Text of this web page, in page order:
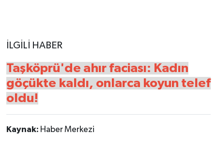
İLGİLİ HABER
Taşköprü'de ahır faciası: Kadın
göçükte kaldı, onlarca koyun telef
oldu!
Kaynak: Haber Merkezi